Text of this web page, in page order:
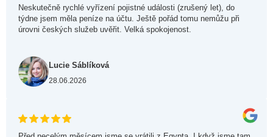
Neskutečně rychlé vyřízení pojistné události (zrušený let), do
týdne jsem měla peníze na účtu. Ještě pořád tomu nemůžu při
úrovni českých služeb uvěřit. Velká spokojenost.
Lucie Sáblíková
28.06.2026